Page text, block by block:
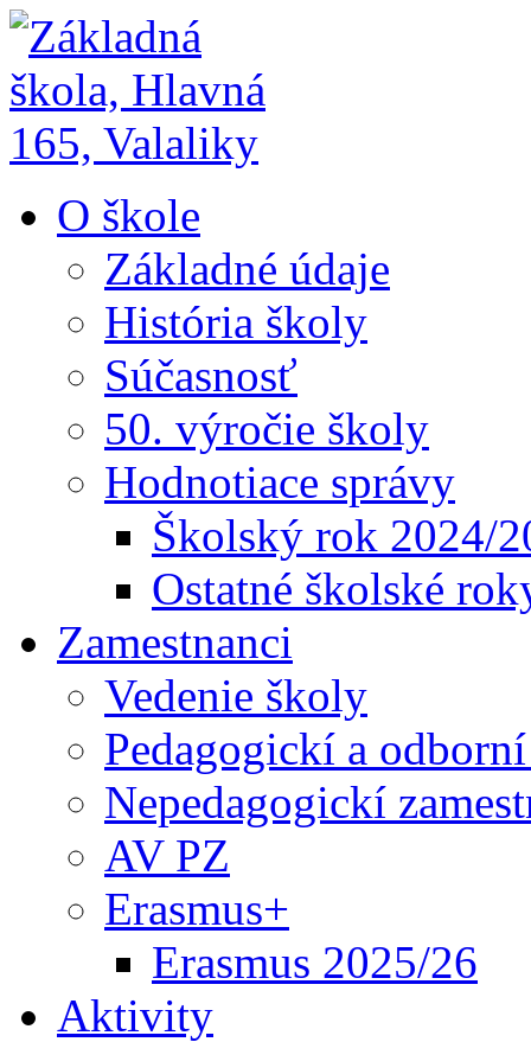
O škole
Základné údaje
História školy
Súčasnosť
50. výročie školy
Hodnotiace správy
Školský rok 2024/
Ostatné školské
Zamestnanci
Vedenie školy
Pedagogickí a
Nepedagogickí
AV PZ
Erasmus+
Erasmus 2025/26
Aktivity